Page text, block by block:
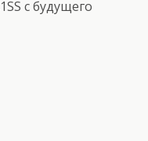
с будущего